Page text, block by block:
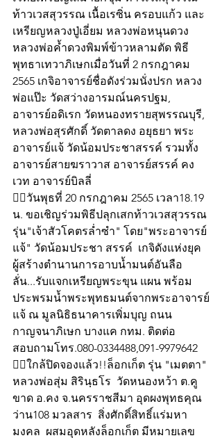
ท้าวเวสสุวรรณ เนื้อเรซิ่น ครอบแก้ว และ
เหรียญหลวงปู่เอี่ยม หลวงพ่อหนุนดวง
หลวงพ่อค้ำดวงพิมพ์ข้าวหลามตัด พิธี
พุทธาเทวาภิเษกเมื่อวันที่ 2 กรกฎาคม
2565 เกจิอาจารย์ชื่อดังร่วมนั่งปรก หลวง
พ่อแป๊ะ วัดสว่างอารมณ์นครปฐม,
อาจารย์อดิเรก วัดหนองทรายสุพรรณบุรี,
หลวงพ่อสุรศักดิ์ วัดตาลดง อยุธยา พระ
อาจารย์แจ้ วัดน้อมประชาสรรค์ รวมทั้ง
อาจารย์สายฆราวาส อาจารย์สรรค์ คง
เวท อาจารย์บิลลี่
👍🏻วันพุธที่ 20 กรกฎาคม 2565 เวลา18.19
น. ขอเชิญร่วมพิธีปลุกเสกท้าวเวสสุวรรณ
รุ่น"เจ้าสัวโคตรล่ำซำ" โดย"พระอาจารย์
แจ้" วัดน้อมประชา สรรค์  เกจิดังแห่งยุค
ผู้สร้างตำนานการอาบน้ำมนต์อันลือ
ลั่น...รับแจกเหรียญพระขุน แผน พร้อม
ประพรมน้ำพระพุทธมนต์จากพระอาจารย์
แจ้ ณ มูลนิธิธนาคารเพิ่มบุญ ถนน
กาญจนาภิเษก บางแค กทม. ติดต่อ
สอบถามโทร.080-0334488,091-9979642
👍🏻ใกล้ปิดจองแล้ว!!ล็อกเก็ต รุ่น "เมตตา"
หลวงพ่อสุ่ม สิรินฺธโร  วัดหนองหว้า ต.คู
ขาด อ.คง จ.นครราชสีมา อุดผงพุทธคุณ
ว่าน108 มวลสาร  สิ่งศักดิ์สิทธิ์แร่มหา
มงคล  ผสมอุดหลังล็อกเก็ต มีหมายเลข